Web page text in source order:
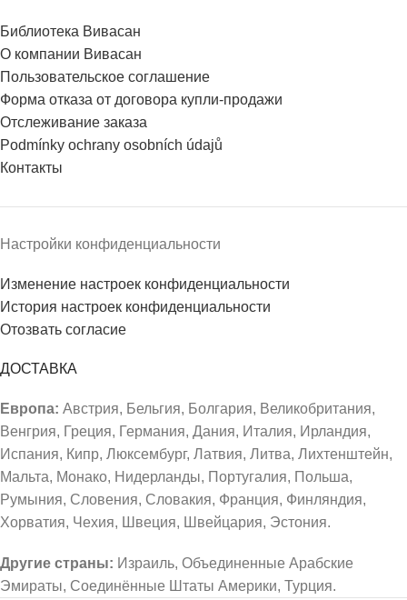
Библиотека Вивасан
О компании Вивасан
Пользовательское соглашение
Форма отказа от договора купли-продажи
Отслеживание заказа
Podmínky ochrany osobních údajů
Контакты
Настройки конфиденциальности
Изменение настроек конфиденциальности
История настроек конфиденциальности
Отозвать согласие
ДОСТАВКА
Европа: Австрия, Бельгия, Болгария, Великобритания,
Венгрия, Греция, Германия, Дания, Италия, Ирландия,
Испания, Кипр, Люксембург, Латвия, Литва, Лихтенштейн,
Мальта, Монако, Нидерланды, Португалия, Польша,
Румыния, Словения, Словакия, Франция, Финляндия,
Хорватия, Чехия, Швеция, Швейцария, Эстония.
Другие страны: Израиль, Объединенные Арабские
Эмираты, Соединённые Штаты Америки, Турция.